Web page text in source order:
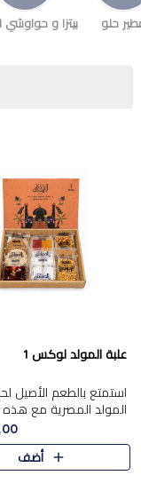
حلو بيتزا و حواوشي
علبة المولد لوكس 1
استمتع بالطعم الأصيل
المولد المصرية مع هذه
التشكيلة جوزرية مع
أضف